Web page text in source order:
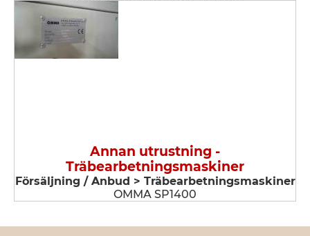
Annan utrustning -
Träbearbetningsmaskiner
Försäljning / Anbud > Träbearbetningsmaskiner
OMMA SP1400